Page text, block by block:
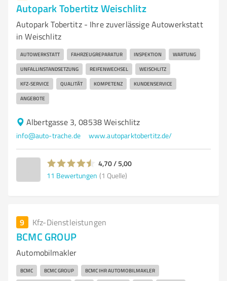
Autopark Tobertitz Weischlitz
Autopark Tobertitz - Ihre zuverlässige Autowerkstatt
in Weischlitz
AUTOWERKSTATT FAHRZEUGREPARATUR INSPEKTION WARTUNG
UNFALLINSTANDSETZUNG REIFENWECHSEL WEISCHLITZ
KFZ-SERVICE QUALITÄT KOMPETENZ KUNDENSERVICE
ANGEBOTE
Albertgasse 3, 08538 Weischlitz
info@auto-trache.de www.autoparktobertitz.de/
4,70 / 5,00
11 Bewertungen (1 Quelle)
9 Kfz-Dienstleistungen
BCMC GROUP
Automobilmakler
BCMC BCMC GROUP BCMC IHR AUTOMOBILMAKLER